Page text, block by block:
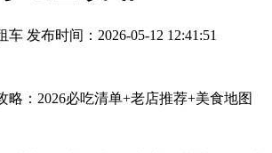
车 发布时间：2026-05-12 12:41:51